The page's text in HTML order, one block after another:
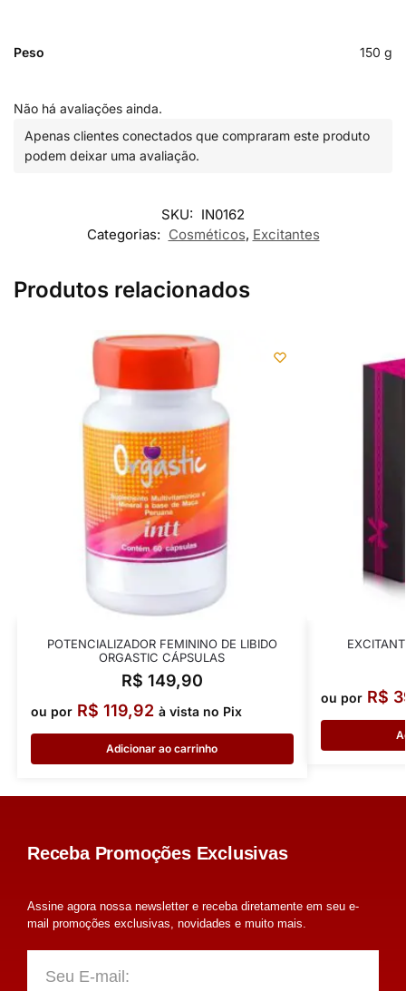
Peso 150 g
Não há avaliações ainda.
Apenas clientes conectados que compraram este produto
podem deixar uma avaliação.
SKU: IN0162
Categorias: Cosméticos, Excitantes
Produtos relacionados
POTENCIALIZADOR FEMININO DE LIBIDO
ORGASTIC CÁPSULAS
R$ 149,90
ou por R$ 119,92 à vista no Pix
Adicionar ao carrinho
ou por R$
Receba Promoções Exclusivas
Assine agora nossa newsletter e receba diretamente em seu e-
mail promoções exclusivas, novidades e muito mais.